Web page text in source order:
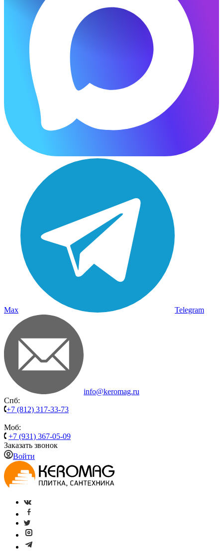
Max Telegram
info@keromag.ru
Спб:
+7 (812) 317-33-73
Моб:
+7 (931) 367-05-09
Заказать звонок
Войти